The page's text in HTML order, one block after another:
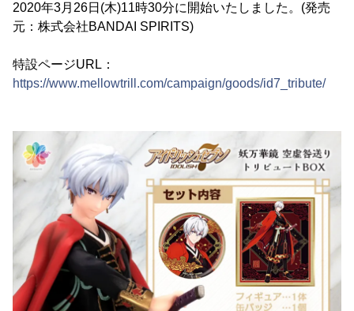
2020年3月26日(木)11時30分に開始いたしました。(発売
元：株式会社BANDAI SPIRITS)
特設ページURL：
https://www.mellowtrill.com/campaign/goods/id7_tribute/